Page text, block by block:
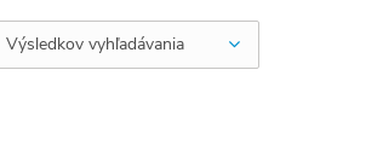
Výsledkov vyhľadávania